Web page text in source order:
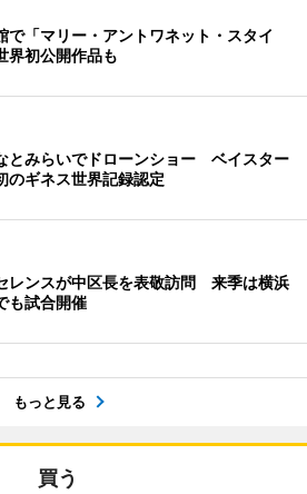
で「マリー・アントワネット・スタイ
初公開作品も
とみらいでドローンショー ベイスター
のギネス世界記録認定
レンスが中区長を表敬訪問 来季は横浜
も試合開催
もっと見る
買う